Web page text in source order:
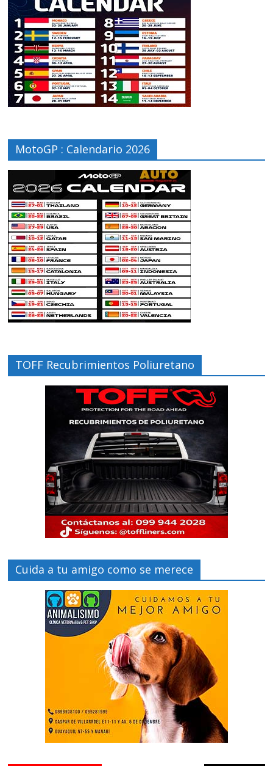
MotoGP : Calendario 2026
TOFF Recubrimientos Poliuretano
Cuida a tu amigo como se merece